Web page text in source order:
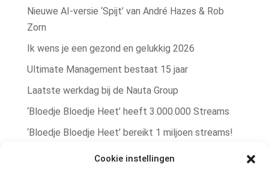
Cookie instellingen
Nieuwe AI‑versie ‘Spijt’ van André Hazes & Rob
Zorn
Ik wens je een gezond en gelukkig 2026
Ultimate Management bestaat 15 jaar
Laatste werkdag bij de Nauta Group
‘Bloedje Bloedje Heet’ heeft 3.000.000 Streams
‘Bloedje Bloedje Heet’ bereikt 1 miljoen streams!
Rob Zorn single ‘Bere Bere Koud’ winterhit!